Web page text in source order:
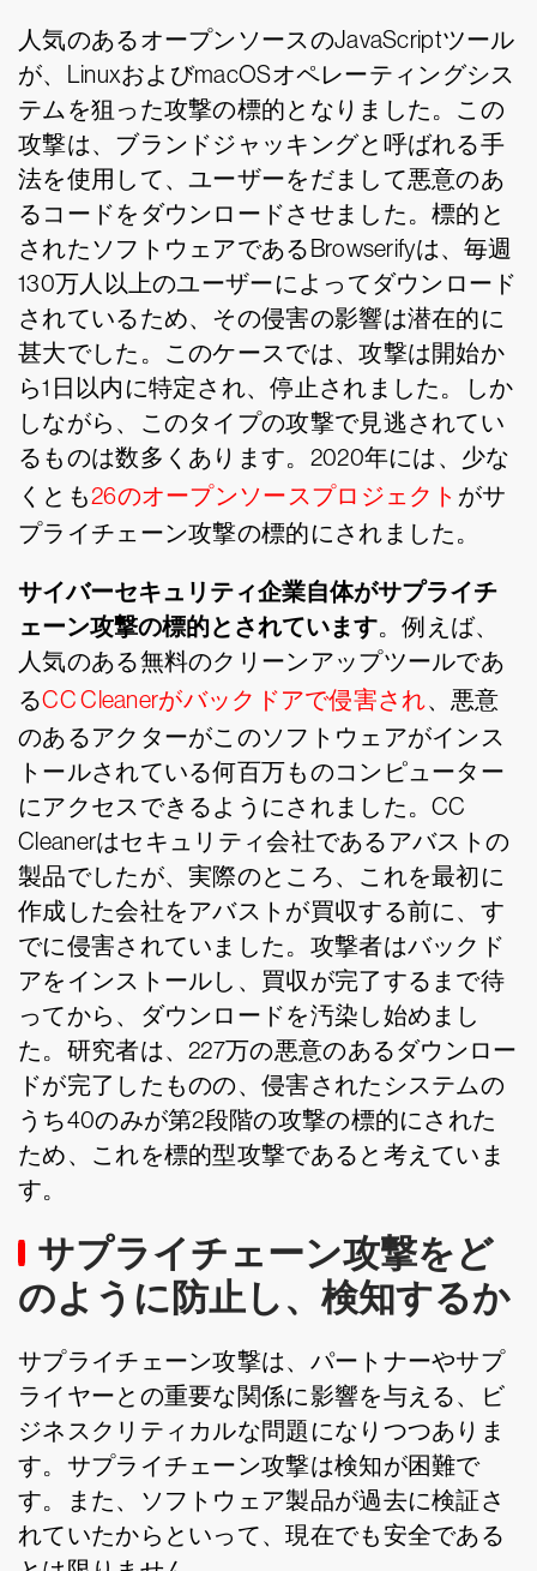
人気のあるオープンソースのJavaScriptツール
が、LinuxおよびmacOSオペレーティングシス
テムを狙った攻撃の標的となりました。この
攻撃は、ブランドジャッキングと呼ばれる手
法を使用して、ユーザーをだまして悪意のあ
るコードをダウンロードさせました。標的と
されたソフトウェアであるBrowserifyは、毎週
130万人以上のユーザーによってダウンロード
されているため、その侵害の影響は潜在的に
甚大でした。このケースでは、攻撃は開始か
ら1日以内に特定され、停止されました。しか
しながら、このタイプの攻撃で見逃されてい
るものは数多くあります。2020年には、少な
くとも26のオープンソースプロジェクト がサ
プライチェーン攻撃の標的にされました。
サイバーセキュリティ企業自体がサプライチ
ェーン攻撃の標的とされています。例えば、
人気のある無料のクリーンアップツールであ
るCC Cleanerがバックドアで侵害され、悪意
のあるアクターがこのソフトウェアがインス
トールされている何百万ものコンピューター
にアクセスできるようにされました。CC
Cleanerはセキュリティ会社であるアバストの
製品でしたが、実際のところ、これを最初に
作成した会社をアバストが買収する前に、す
でに侵害されていました。攻撃者はバックド
アをインストールし、買収が完了するまで待
ってから、ダウンロードを汚染し始めまし
た。研究者は、227万の悪意のあるダウンロー
ドが完了したものの、侵害されたシステムの
うち40のみが第2段階の攻撃の標的にされた
ため、これを標的型攻撃であると考えていま
す。
サプライチェーン攻撃をど
のように防止し、検知するか
サプライチェーン攻撃は、パートナーやサプ
ライヤーとの重要な関係に影響を与える、ビ
ジネスクリティカルな問題になりつつありま
す。サプライチェーン攻撃は検知が困難で
す。また、ソフトウェア製品が過去に検証さ
れていたからといって、現在でも安全である